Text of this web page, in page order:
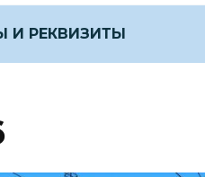
И РЕКВИЗИТЫ